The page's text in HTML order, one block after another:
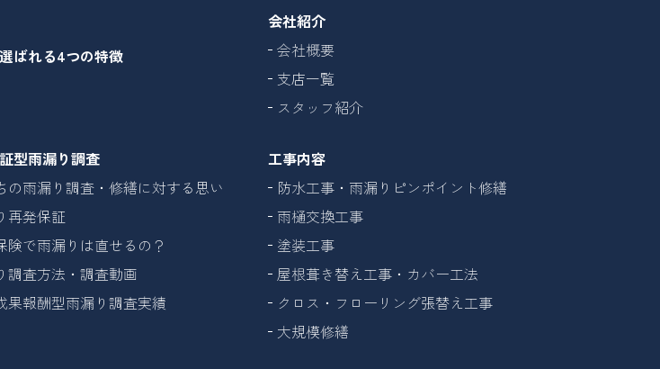
ばれる4つの特徴
会社紹介
会社概要
支店一覧
スタッフ紹介
型雨漏り調査
の雨漏り調査・修繕に対する思い
再発保証
険で雨漏りは直せるの？
調査方法・調査動画
果報酬型雨漏り調査実績
工事内容
防水工事・雨漏りピンポイント修繕
雨樋交換工事
塗装工事
屋根葺き替え工事・カバー工法
クロス・フローリング張替え工事
大規模修繕